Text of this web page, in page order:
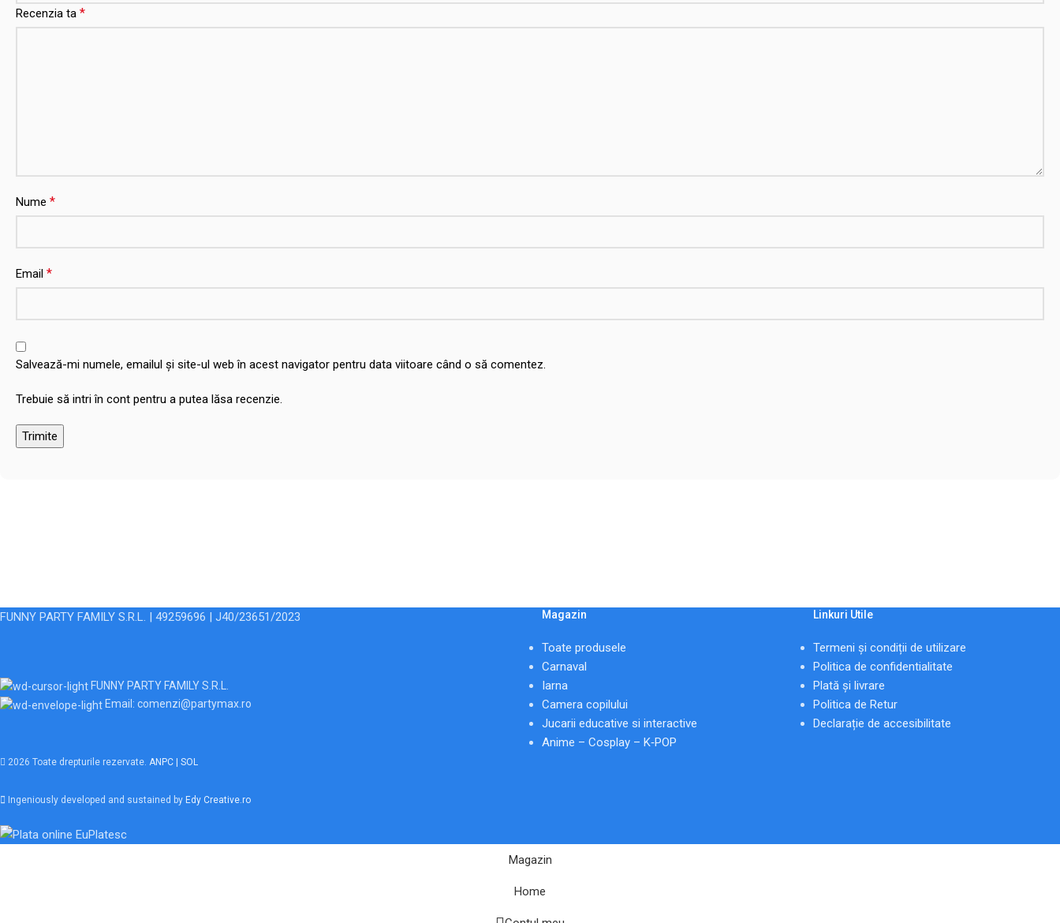
Recenzia ta *
Nume *
Email *
Salvează-mi numele, emailul și site-ul web în acest navigator pentru data viitoare când o să comentez.
Trebuie să intri în cont pentru a putea lăsa recenzie.
FUNNY PARTY FAMILY S.R.L. | 49259696 | J40/23651/2023
FUNNY PARTY FAMILY S.R.L.
Email: comenzi@partymax.ro
Magazin
Toate produsele
Carnaval
Iarna
Camera copilului
Jucarii educative si interactive
Anime – Cosplay – K‑POP
Linkuri Utile
Termeni și condiții de utilizare
Politica de confidentialitate
Plată și livrare
Politica de Retur
Declarație de accesibilitate
2026 Toate drepturile rezervate. ANPC | SOL
Ingeniously developed and sustained by Edy Creative.ro
Magazin
Home